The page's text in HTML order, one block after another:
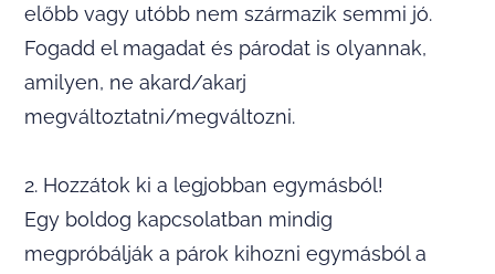
előbb vagy utóbb nem származik semmi jó.
Fogadd el magadat és párodat is olyannak,
amilyen, ne akard/akarj
megváltoztatni/megváltozni.
2. Hozzátok ki a legjobban egymásból!
Egy boldog kapcsolatban mindig
megpróbálják a párok kihozni egymásból a